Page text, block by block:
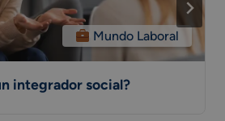
Mundo Laboral
integrador social?